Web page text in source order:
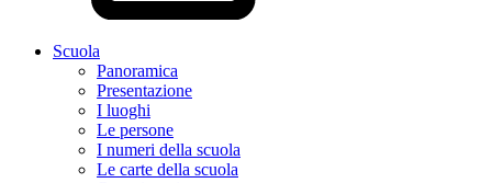
Scuola
Panoramica
Presentazione
I luoghi
Le persone
I numeri della scuola
Le carte della scuola